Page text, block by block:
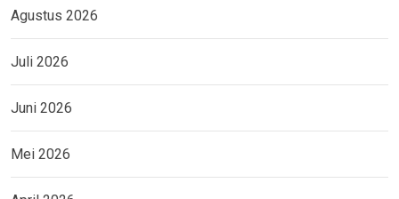
Agustus 2026
Juli 2026
Juni 2026
Mei 2026